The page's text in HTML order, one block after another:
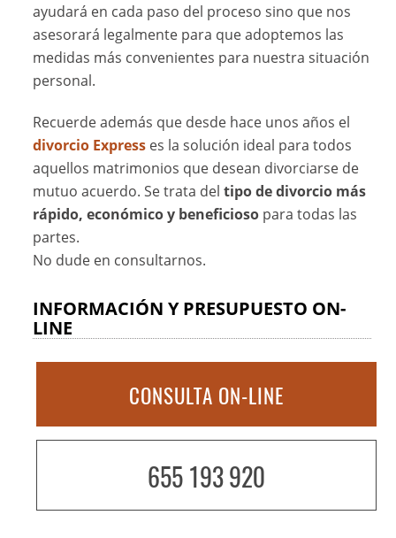
ayudará en cada paso del proceso sino que nos
asesorará legalmente para que adoptemos las
medidas más convenientes para nuestra situación
personal.
Recuerde además que desde hace unos años el
divorcio Express es la solución ideal para todos
aquellos matrimonios que desean divorciarse de
mutuo acuerdo. Se trata deltipo de divorcio más
rápido, económico y beneficioso para todas las
partes.
No dude en consultarnos.
INFORMACIÓN Y PRESUPUESTO ON-
LINE
CONSULTA ON-LINE
655 193 920